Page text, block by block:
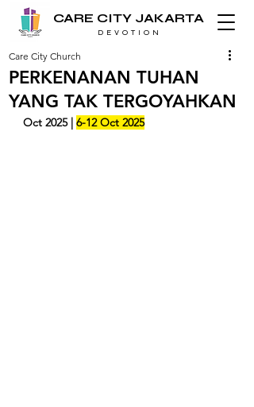
CARE CITY JAKARTA
D E V O T I O N
PERKENANAN TUHAN
YANG TAK TERGOYAHKAN
Care City Church
Oct 2025 | 6-12 Oct 2025